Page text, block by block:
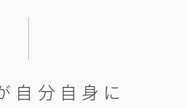
自 分 自 身 に